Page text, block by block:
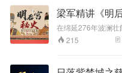
《玄机:清王朝皇权
者：高冕。
人，身在明处；而
处。为了争夺至高
霍霍的政敌，老蜘
网，对政敌进行无
后妃倾轧、臣属家
梁军精讲《明
全传
在绵延276年波澜壮
幅波云诡谲的宫廷
治、爱情交织而成
心灵，在勾心斗角
215